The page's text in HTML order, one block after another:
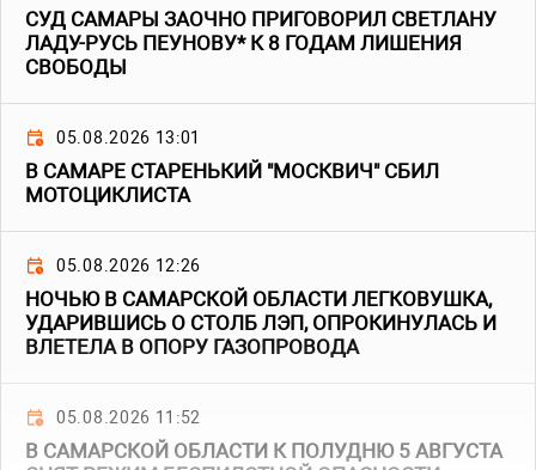
СУД САМАРЫ ЗАОЧНО ПРИГОВОРИЛ СВЕТЛАНУ
ЛАДУ-РУСЬ ПЕУНОВУ* К 8 ГОДАМ ЛИШЕНИЯ
СВОБОДЫ
05.08.2026 13:01
В САМАРЕ СТАРЕНЬКИЙ "МОСКВИЧ" СБИЛ
МОТОЦИКЛИСТА
05.08.2026 12:26
НОЧЬЮ В САМАРСКОЙ ОБЛАСТИ ЛЕГКОВУШКА,
УДАРИВШИСЬ О СТОЛБ ЛЭП, ОПРОКИНУЛАСЬ И
ВЛЕТЕЛА В ОПОРУ ГАЗОПРОВОДА
05.08.2026 11:52
В САМАРСКОЙ ОБЛАСТИ К ПОЛУДНЮ 5 АВГУСТА